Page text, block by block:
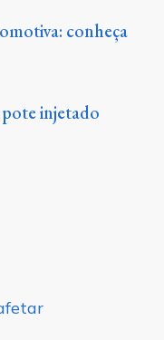
conheça
injetado